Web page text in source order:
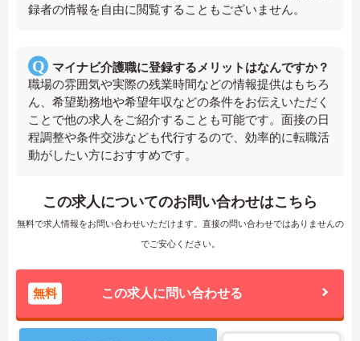
録者の情報を自由に閲覧することもございません。
マイナビ介護職に登録するメリットはなんですか？
職場の雰囲気や実際の残業時間などの情報提供はもちろ
ん、希望勤務地や希望年収などの条件をお伝えいただく
ことで他の求人をご紹介することも可能です。面接の日
程調整や条件交渉なども代行するので、効率的に転職活
動がしたい方におすすめです。
この求人についてのお問い合わせはこちら
無料で求人情報をお問い合わせいただけます。直接の問い合わせではありませんの
でご安心ください。
無料 この求人に問い合わせる